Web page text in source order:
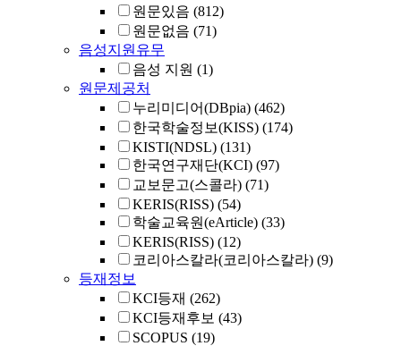
원문있음 (812)
원문없음 (71)
음성지원유무
음성 지원 (1)
원문제공처
누리미디어(DBpia) (462)
한국학술정보(KISS) (174)
KISTI(NDSL) (131)
한국연구재단(KCI) (97)
교보문고(스콜라) (71)
KERIS(RISS) (54)
학술교육원(eArticle) (33)
KERIS(RISS) (12)
코리아스칼라(코리아스칼라) (9)
등재정보
KCI등재 (262)
KCI등재후보 (43)
SCOPUS (19)